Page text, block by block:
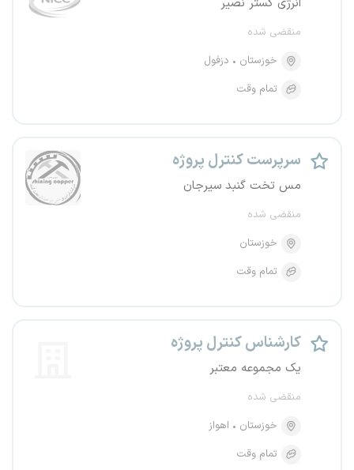
منقضی شده
خوزستان
دزفول
تمام وقت
سرپرست کنترل پروژه
مس تخت گنبد سیرجان
منقضی شده
خوزستان
تمام وقت
کارشناس کنترل پروژه
یک مجموعه معتبر
منقضی شده
خوزستان
اهواز
تمام وقت